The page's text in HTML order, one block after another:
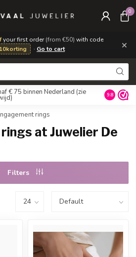
your first order(from €50) with code
· Go to cart ×
0
€ 75 binnen Nederland (zie 9.8
rings
at Juwelier De
Filters